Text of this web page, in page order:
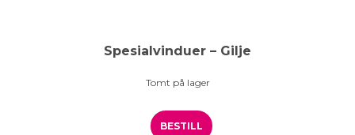
Spesialvinduer – Gilje
Tomt på lager
BESTILL